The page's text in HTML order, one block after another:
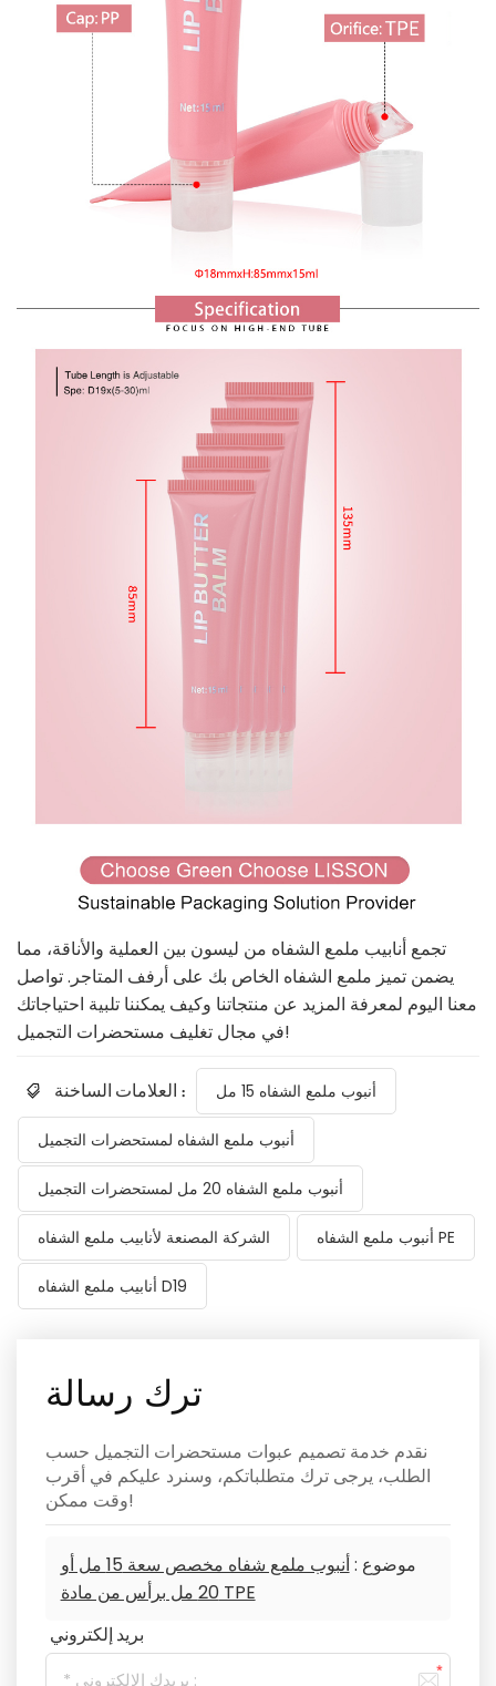
تجمع أنابيب ملمع الشفاه من ليسون بين العملية والأناقة، مما
يضمن تميز ملمع الشفاه الخاص بك على أرفف المتاجر. تواصل
معنا اليوم لمعرفة المزيد عن منتجاتنا وكيف يمكننا تلبية احتياجاتك
في مجال تغليف مستحضرات التجميل!
العلامات الساخنة : أنبوب ملمع الشفاه 15 مل
أنبوب ملمع الشفاه لمستحضرات التجميل
أنبوب ملمع الشفاه 20 مل لمستحضرات التجميل
الشركة المصنعة لأنابيب ملمع الشفاه أنبوب ملمع الشفاه PE
أنابيب ملمع الشفاه D19
ترك رسالة
نقدم خدمة تصميم عبوات مستحضرات التجميل حسب
الطلب، يرجى ترك متطلباتكم، وسنرد عليكم في أقرب
وقت ممكن!
موضوع :
أنبوب ملمع شفاه مخصص سعة 15 مل أو
20 مل برأس من مادة TPE
بريد إلكتروني